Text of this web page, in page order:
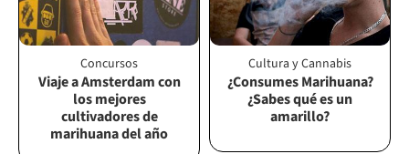
Concursos
Viaje a Amsterdam con
los mejores
cultivadores de
marihuana del año
Cultura y Cannabis
¿Consumes Marihuana?
¿Sabes qué es un
amarillo?